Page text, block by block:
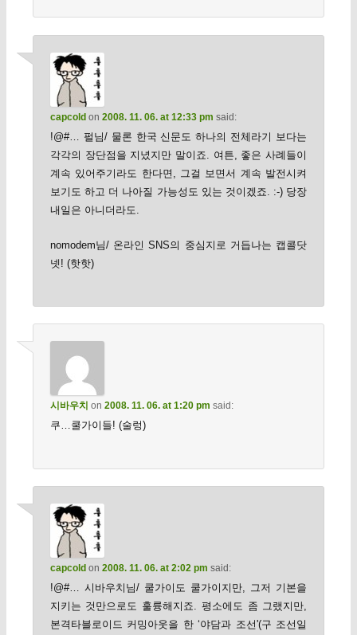
capcoldon 2008. 11. 06. at 12:33 pm said:
!@#… 펄님/ 물론 한국 신문도 하나의 전체라기 보다는
각각의 장단점을 지녔지만 말이죠. 여튼, 좋은 사례들이
계속 있어주기라도 한다면, 그걸 보면서 계속 발전시켜
보기도 하고 더 나아질 가능성도 있는 것이겠죠. :-) 당장
내일은 아니더라도.
nomodem님/ 온라인 SNS의 중심지로 거듭나는 캡콜닷
넷! (핫핫)
시바우치 on 2008. 11. 06. at 1:20 pm said:
쿠…쿨가이들! (술렁)
capcoldon 2008. 11. 06. at 2:02 pm said:
!@#… 시바우치님/ 쿨가이도 쿨가이지만, 그저 기본을
지키는 것만으로도 훌륭해지죠. 평소에도 좀 그랬지만,
본격타블로이드 커밍아웃을 한 ‘야담과 조선'(구 조선일